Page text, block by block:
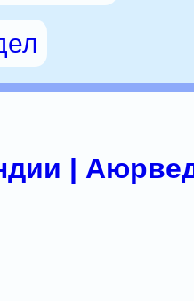
|